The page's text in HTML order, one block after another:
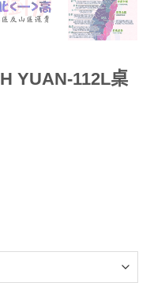
YUAN-112L桌